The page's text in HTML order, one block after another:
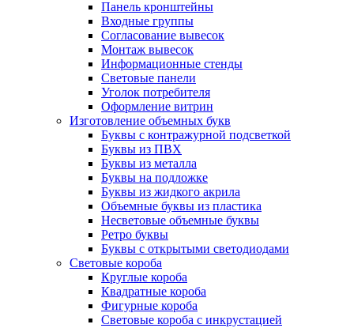
Панель кронштейны
Входные группы
Согласование вывесок
Монтаж вывесок
Информационные стенды
Световые панели
Уголок потребителя
Оформление витрин
Изготовление объемных букв
Буквы с контражурной подсветкой
Буквы из ПВХ
Буквы из металла
Буквы на подложке
Буквы из жидкого акрила
Объемные буквы из пластика
Несветовые объемные буквы
Ретро буквы
Буквы с открытыми светодиодами
Световые короба
Круглые короба
Квадратные короба
Фигурные короба
Световые короба с инкрустацией